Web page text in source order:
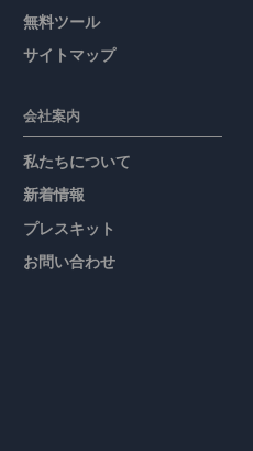
無料ツール
サイトマップ
会社案内
私たちについて
新着情報
プレスキット
お問い合わせ